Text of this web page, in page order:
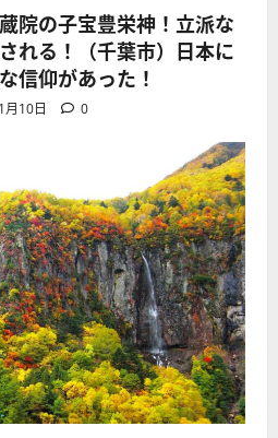
院の子宝豊栄神！立派な
れる！（千葉市）日本に
信仰があった！
月10日 0